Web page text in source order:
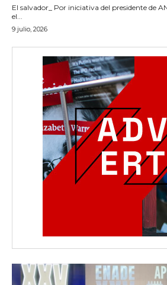
El salvador_ Por iniciativa del presidente de
el...
9 julio, 2026